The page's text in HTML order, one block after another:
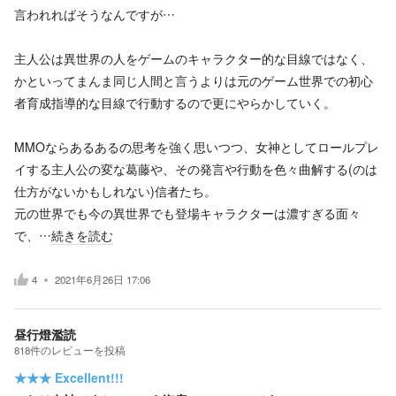
言われればそうなんですが…
主人公は異世界の人をゲームのキャラクター的な目線ではなく、
かといってまんま同じ人間と言うよりは元のゲーム世界での初心
者育成指導的な目線で行動するので更にやらかしていく。
MMOならあるあるの思考を強く思いつつ、女神としてロールプレ
イする主人公の変な葛藤や、その発言や行動を色々曲解する(のは
仕方がないかもしれない)信者たち。
元の世界でも今の異世界でも登場キャラクターは濃すぎる面々
で、…続きを読む
4 2021年6月26日 17:06
昼行燈濫読
818件のレビューを投稿
★★★ Excellent!!!